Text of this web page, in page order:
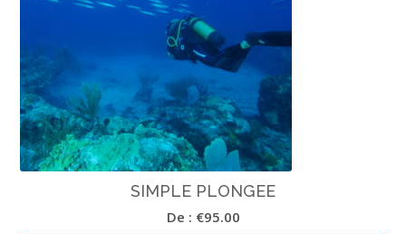
SIMPLE PLONGEE
De : €95.00